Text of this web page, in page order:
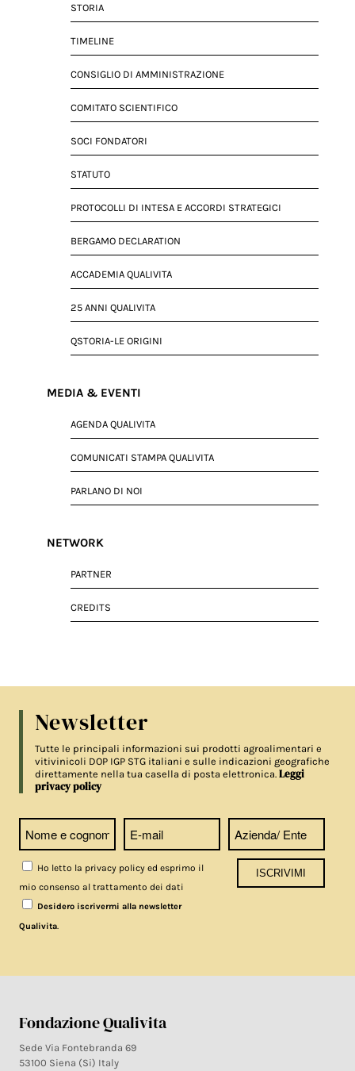
STORIA
TIMELINE
CONSIGLIO DI AMMINISTRAZIONE
COMITATO SCIENTIFICO
SOCI FONDATORI
STATUTO
PROTOCOLLI DI INTESA E ACCORDI STRATEGICI
BERGAMO DECLARATION
ACCADEMIA QUALIVITA
25 ANNI QUALIVITA
QSTORIA-LE ORIGINI
MEDIA & EVENTI
AGENDA QUALIVITA
COMUNICATI STAMPA QUALIVITA
PARLANO DI NOI
NETWORK
PARTNER
CREDITS
Newsletter
Tutte le principali informazioni sui prodotti agroalimentari e
vitivinicoli DOP IGP STG italiani e sulle indicazioni geografiche
direttamente nella tua casella di posta elettronica.Leggi
privacy policy
Ho letto la privacy policy ed esprimo il
mio consenso al trattamento dei dati
Desidero iscrivermi alla newsletter
Qualivita.
Fondazione Qualivita
Sede Via Fontebranda 69
53100 Siena (Si) Italy